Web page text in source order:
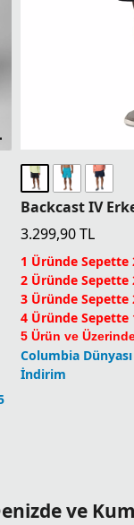
Backcast IV
3.299,90TL
1 Üründe Sepette
2 Üründe Sepette
3 Üründe Sepette
4 Üründe Sepette
5 Ürün ve
Columbia
İndirim
ve